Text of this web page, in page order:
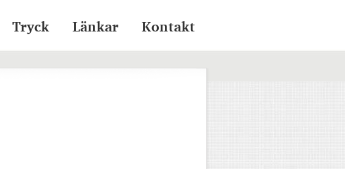
Tryck Länkar Kontakt